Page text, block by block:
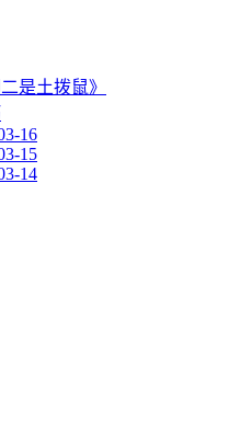
是土拨鼠》
16
15
14